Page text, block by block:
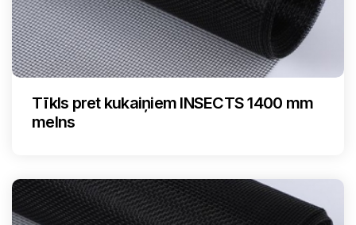
Tīkls pret kukaiņiem INSECTS 1400 mm
melns